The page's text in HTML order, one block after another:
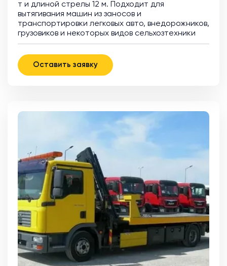
т и длиной стрелы 12 м. Подходит для
вытягивания машин из заносов и
транспортировки легковых авто, внедорожников,
грузовиков и некоторых видов сельхозтехники
Оставить заявку